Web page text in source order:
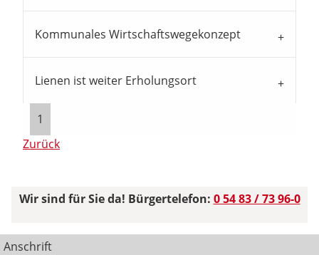
Kommunales Wirtschaftswegekonzept
Lienen ist weiter Erholungsort
1
Zurück
Wir sind für Sie da! Bürgertelefon: 0 54 83 / 73 96-0
Anschrift